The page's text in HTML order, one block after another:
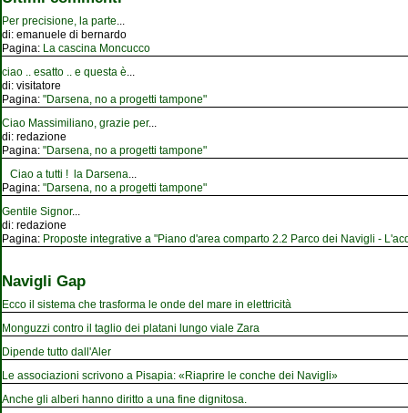
Per precisione, la parte
di: emanuele di bernardo
Pagina: La cascina Moncucco
ciao .. esatto .. e questa è
di: visitatore
Pagina: "Darsena, no a progetti tampone"
Ciao Massimiliano, grazie per...
di: redazione
Pagina: "Darsena, no a progetti tampone"
Ciao a tutti ! la Darsena
Pagina: "Darsena, no a progetti tampone"
Gentile Signor...
di: redazione
Pagina: Proposte integrative a "Piano d'area comparto 2.2 Parco dei Navigli -
Navigli Gap
Ecco il sistema che trasforma le onde del mare in elettricità
Monguzzi contro il taglio dei platani lungo viale Zara
Dipende tutto dall'Aler
Le associazioni scrivono a Pisapia: «Riaprire le conche dei Navigli»
Anche gli alberi hanno diritto a una fine dignitosa.